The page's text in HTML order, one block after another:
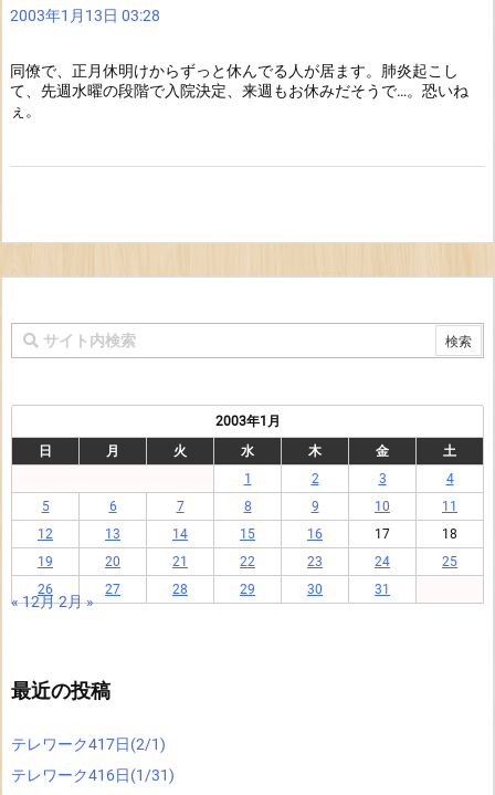
2003年1月13日 03:28
同僚で、正月休明けからずっと休んでる人が居ます。肺炎起こし
て、先週水曜の段階で入院決定、来週もお休みだそうで…。恐いね
ぇ。
2003年1月
日
月 火 水 木 金
土
1
2 3
4
5
6 7 8 9 10
11
12
13 14 15 16 17
18
19
20 21 22 23 24
25
26
27 28 29 30 31
« 12月2月 »
最近の投稿
テレワーク417日(2/1)
テレワーク416日(1/31)